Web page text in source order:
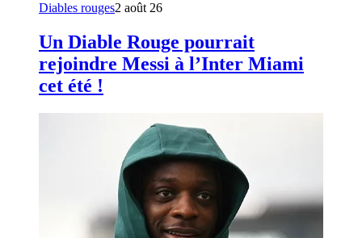
Diables rouges2 août 26
Un Diable Rouge pourrait
rejoindre Messi à l’Inter Miami
cet été !